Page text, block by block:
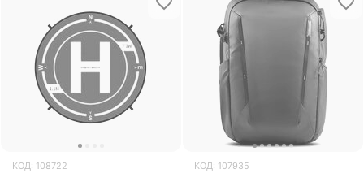
КОД: 108722 КОД: 107935